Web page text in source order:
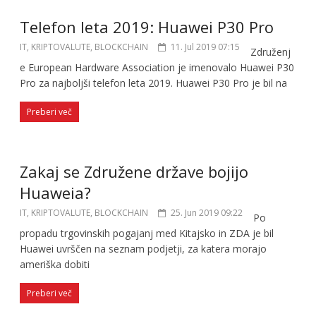
Telefon leta 2019: Huawei P30 Pro
IT, KRIPTOVALUTE, BLOCKCHAIN 11. Jul 2019 07:15
Združenj
e European Hardware Association je imenovalo Huawei P30
Pro za najboljši telefon leta 2019. Huawei P30 Pro je bil na
Preberi več
Zakaj se Združene države bojijo
Huaweia?
IT, KRIPTOVALUTE, BLOCKCHAIN 25. Jun 2019 09:22
Po
propadu trgovinskih pogajanj med Kitajsko in ZDA je bil
Huawei uvrščen na seznam podjetji, za katera morajo
ameriška dobiti
Preberi več